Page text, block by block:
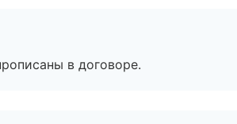
в договоре.